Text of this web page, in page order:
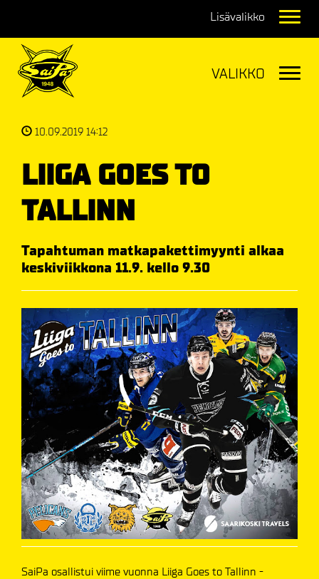
10.09.2019 14:12
LIIGA GOES TO
TALLINN
Tapahtuman matkapakettimyynti alkaa
keskiviikkona 11.9. kello 9.30
SaiPa osallistui viime vuonna Liiga Goes to Tallinn -